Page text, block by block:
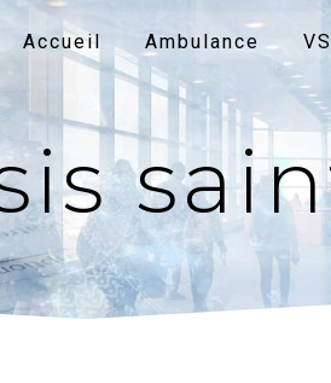
Accueil Ambulance